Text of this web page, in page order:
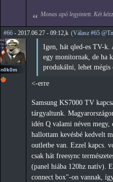
Monas apó legyintett. Két
#66 - 2017.06.27 - 09:12,k (Válasz #65
n0k0m
Igen, hát qled-es TV-k.
egy monitornak, de ha
produkálni, lehet mégis
<-erre
Samsung KS7000 TV
tárgyaltunk.
idén Q valami néven
hallottam kevésbé kedvelt
outletbe van. Ezzel kapcs.
csak hát freesync
(panel hiába 120hz natív).
connect box"-on vannak,